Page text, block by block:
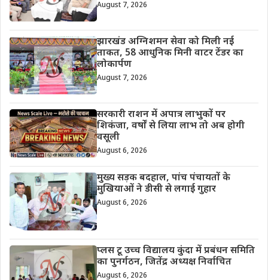
August 7, 2026
झारखंड अग्निशमन सेवा को मिली नई
ताकत, 58 आधुनिक मिनी वाटर टेंडर का
लोकार्पण
August 7, 2026
सरकारी राशन में अपात्र लाभुकों पर
शिकंजा, वर्षों से लिया लाभ तो अब होगी
वसूली
August 6, 2026
मुख्य सड़क बदहाल, पांच पंचायतों के
मुखियाओं ने डीसी से लगाई गुहार
August 6, 2026
प्लस टू उच्च विद्यालय कुंदा में प्रबंधन समिति
का पुनर्गठन, जितेंद्र अध्यक्ष निर्वाचित
August 6, 2026